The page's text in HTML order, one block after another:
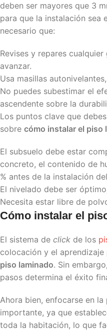
deben ser mayores que 3
para que la instalación sea
necesario que:
Revises y repares
avanzar.
Usa masillas
No puedes subestimar el
ascendente sobre la
Los puntos clave que
sobre cómo instalar el piso
El subsuelo debe estar
concreto, el contenido de
% antes de la instalación
El nivelado debe ser
Necesita estar libre de
Cómo instalar el
El sistema de click de los
colocación y el aprendizaje
piso laminado. Sin
pasos determina el éxito
Ahora bien, enfocarse en
importante, ya que
toda la habitación, lo que